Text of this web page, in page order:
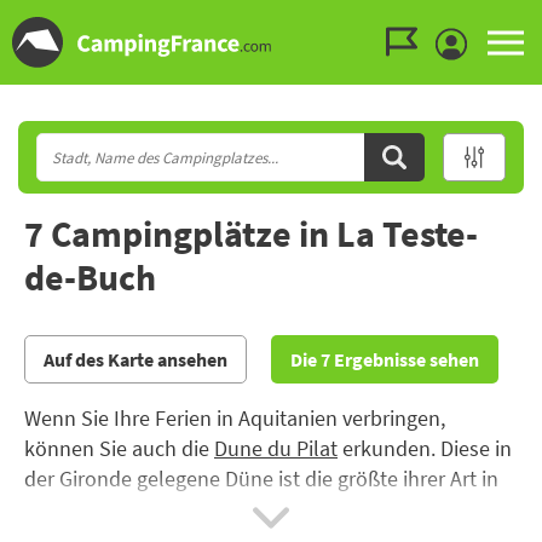
7 Campingplätze in La Teste-
de-Buch
Auf des Karte ansehen Die 7 Ergebnisse sehen
Wenn Sie Ihre Ferien in Aquitanien verbringen,
können Sie auch die Dune du Pilaterkunden. Diese in
der Gironde gelegene Düne ist die größte ihrer Art in
Europa und liegt am Eingang der